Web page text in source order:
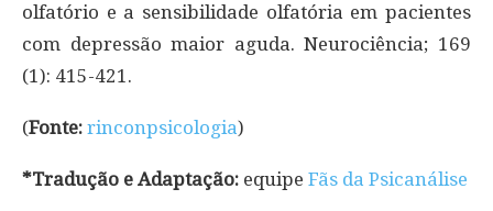
olfatório e a sensibilidade olfatória em pacientes
com depressão maior aguda. Neurociência; 169
(1): 415-421.
(Fonte: rinconpsicologia)
*Tradução e Adaptação: equipe Fãs da Psicanálise